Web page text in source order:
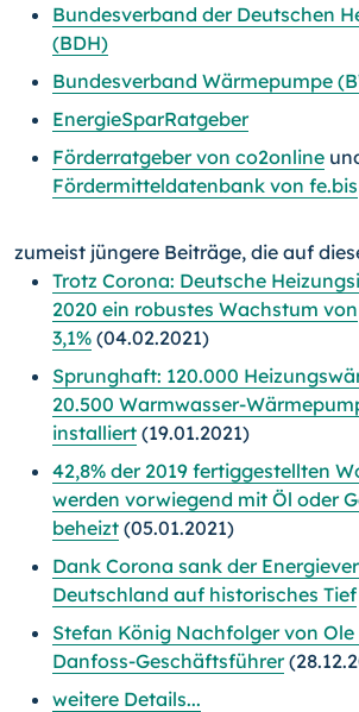
Bundesverband der Deutschen
(BDH)
Bundesverband Wärmepumpe
EnergieSparRatgeber
Förderratgeber von co2online
Fördermitteldatenbank von fe.bis
zumeist jüngere Beiträge, die auf
Trotz Corona: Deutsche
2020 ein robustes Wachstum von
3,1% (04.02.2021)
Sprunghaft: 120.000
20.500 Warmwasser-
installiert (19.01.2021)
42,8% der 2019 fertiggestellten
werden vorwiegend mit Öl oder
beheizt (05.01.2021)
Dank Corona sank der
Deutschland auf historisches Tief
Stefan König Nachfolger von Ole
Danfoss-Geschäftsführer
weitere Details...